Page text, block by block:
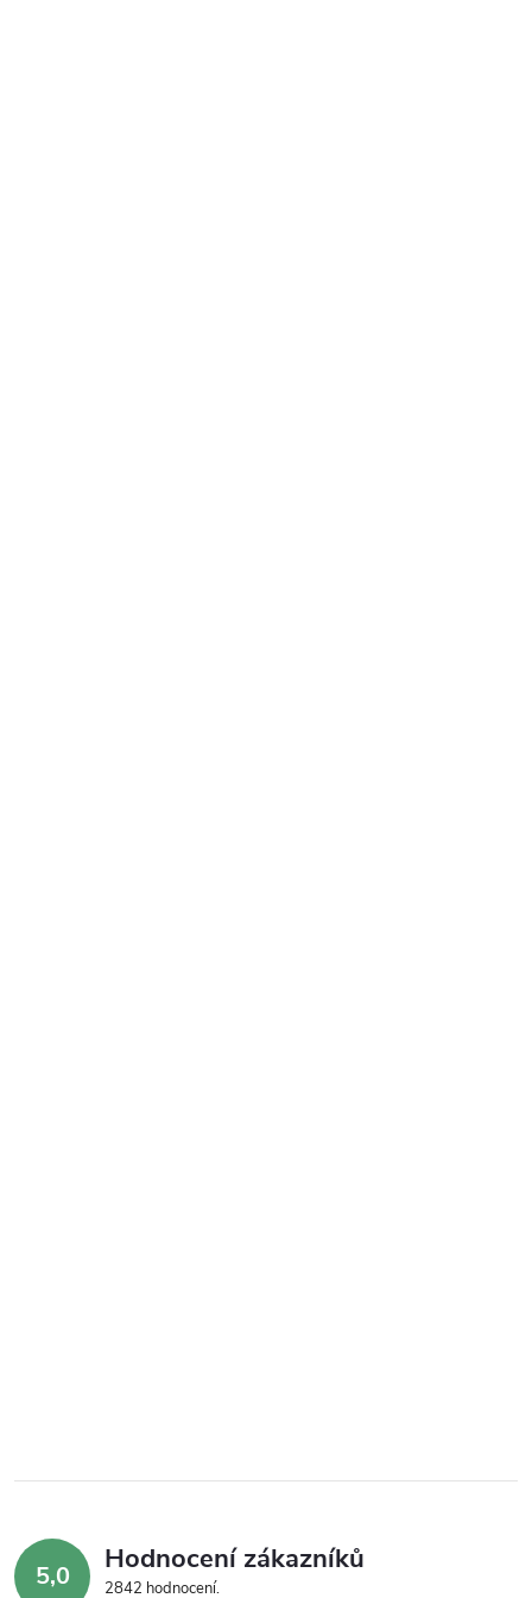
5,0 Hodnocení zákazníků
2842 hodnocení